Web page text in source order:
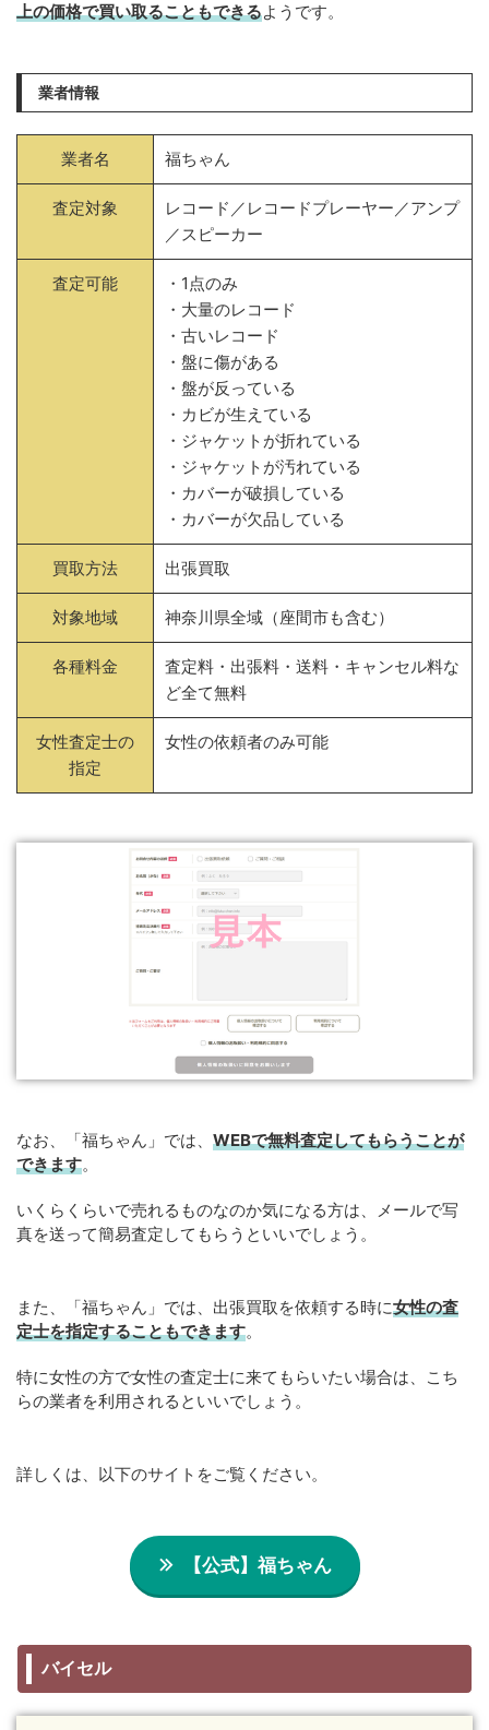
上の価格で買い取ることもできるようです。
業者情報
業者名 福ちゃん
査定対象
レコード／レコードプレーヤー／アンプ
／スピーカー
査定可能
・1点のみ
・大量のレコード
・古いレコード
・盤に傷がある
・盤が反っている
・カビが生えている
・ジャケットが折れている
・ジャケットが汚れている
・カバーが破損している
・カバーが欠品している
買取方法 出張買取
対象地域 神奈川県全域（座間市も含む）
各種料金
査定料・出張料・送料・キャンセル料な
ど全て無料
女性査定士の
指定
女性の依頼者のみ可能
なお、「福ちゃん」では、 WEBで無料査定してもらうことが
できます。
いくらくらいで売れるものなのか気になる方は、メールで写
真を送って簡易査定してもらうといいでしょう。
また、「福ちゃん」では、出張買取を依頼する時に女性の査
定士を指定することもできます。
特に女性の方で女性の査定士に来てもらいたい場合は、こち
らの業者を利用されるといいでしょう。
詳しくは、以下のサイトをご覧ください。
【公式】福ちゃん
バイセル